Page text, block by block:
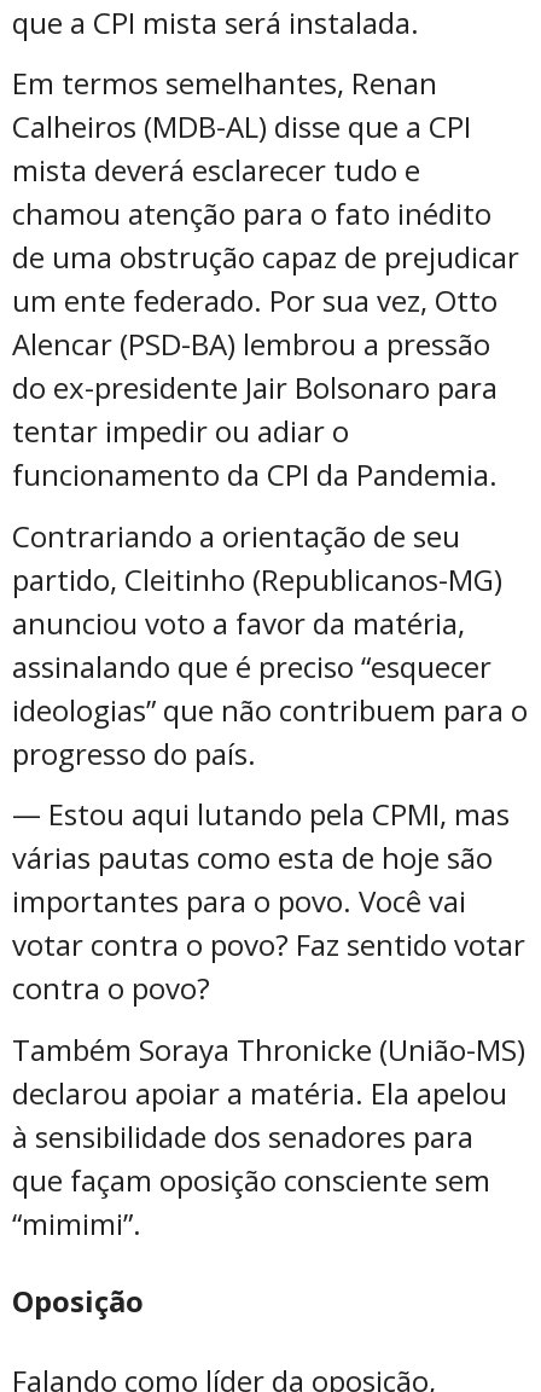
que a CPI mista será instalada.
Em termos semelhantes, Renan
Calheiros (MDB-AL) disse que a CPI
mista deverá esclarecer tudo e
chamou atenção para o fato inédito
de uma obstrução capaz de prejudicar
um ente federado. Por sua vez, Otto
Alencar (PSD-BA) lembrou a pressão
do ex-presidente Jair Bolsonaro para
tentar impedir ou adiar o
funcionamento da CPI da Pandemia.
Contrariando a orientação de seu
partido, Cleitinho (Republicanos-MG)
anunciou voto a favor da matéria,
assinalando que é preciso “esquecer
ideologias” que não contribuem para o
progresso do país.
— Estou aqui lutando pela CPMI, mas
várias pautas como esta de hoje são
importantes para o povo. Você vai
votar contra o povo? Faz sentido votar
contra o povo?
Também Soraya Thronicke (União-MS)
declarou apoiar a matéria. Ela apelou
à sensibilidade dos senadores para
que façam oposição consciente sem
“mimimi”.
Oposição
Falando como líder da oposição,